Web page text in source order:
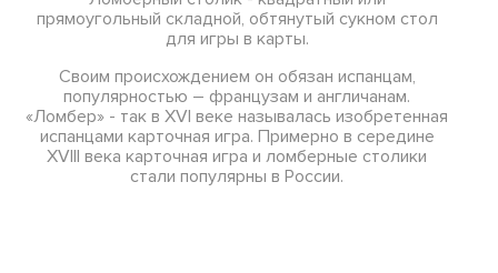
прямоугольный складной, обтянутый сукном стол
для игры в карты.
Своим происхождением он обязан испанцам,
популярностью – французам и англичанам.
«Ломбер» - так в XVI веке называлась изобретенная
испанцами карточная игра. Примерно в середине
XVIII века карточная игра и ломберные столики
стали популярны в России.